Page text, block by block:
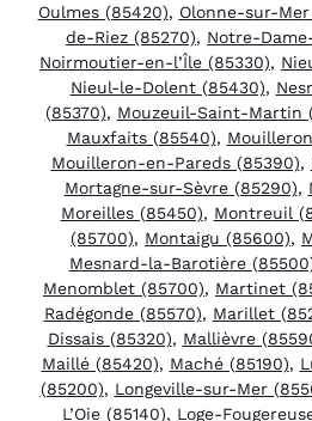
Oulmes (85420), Olonne-sur-
de-Riez (85270), Notre-
Noirmoutier-en-l’Île (85330),
Nieul-le-Dolent (85430),
(85370), Mouzeuil-Saint-Martin
Mauxfaits (85540),
Mouilleron-en-Pareds (85390),
Mortagne-sur-Sèvre (85290),
Moreilles (85450), Montreuil
(85700), Montaigu (85600),
Mesnard-la-Barotière
Menomblet (85700), Martinet
Radégonde (85570), Marillet
Dissais (85320), Mallièvre
Maillé (85420), Maché (85190),
(85200), Longeville-sur-Mer
L’Oie (85140), Loge-